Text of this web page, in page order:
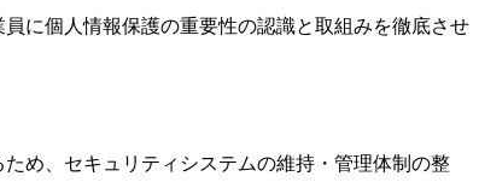
に個人情報保護の重要性の認識と取組みを徹底させ
め、セキュリティシステムの維持・管理体制の整